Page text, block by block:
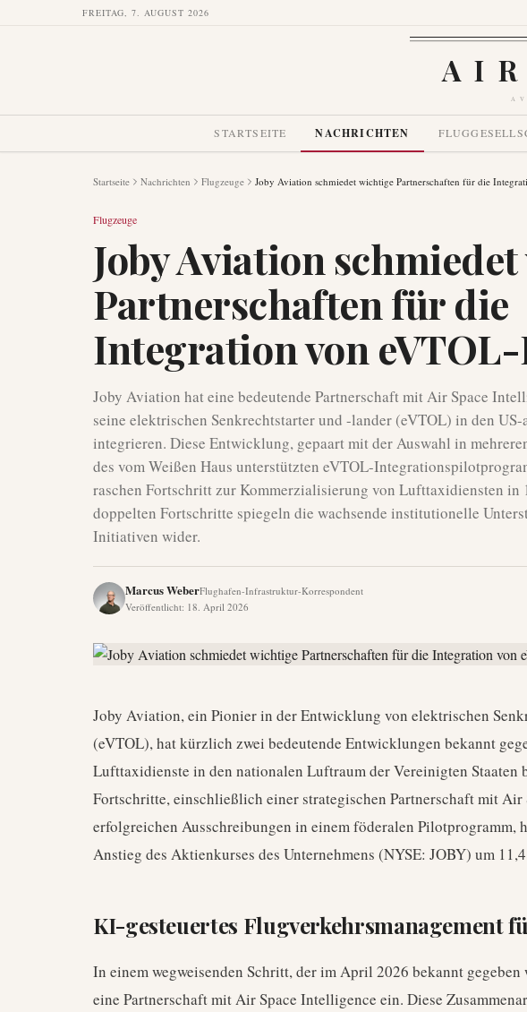
FREITAG, 7. AUGUST 2026
STARTSEITE NACHRICHTEN
Startseite Nachrichten Flugzeuge Joby Aviation schmiedet wichtige Partnerschaften für die
Flugzeuge
Joby Aviation
Partnerschaften für die
Integration von
Joby Aviation hat eine bedeutende Partnerschaft mit Air Space
seine elektrischen Senkrechtstarter und -lander (eVTOL) in den
integrieren. Diese Entwicklung, gepaart mit der Auswahl in
des vom Weißen Haus unterstützten eVTOL-
raschen Fortschritt zur Kommerzialisierung von Lufttaxidiensten in
doppelten Fortschritte spiegeln die wachsende institutionelle
Initiativen wider.
Marcus WeberFlughafen-Infrastruktur-Korrespondent
Veröffentlicht: 18. April 2026
Joby Aviation, ein Pionier in der Entwicklung von elektrischen
(eVTOL), hat kürzlich zwei bedeutende Entwicklungen bekannt
Lufttaxidienste in den nationalen Luftraum der Vereinigten Staaten
Fortschritte, einschließlich einer strategischen Partnerschaft mit
erfolgreichen Ausschreibungen in einem föderalen Pilotprogramm,
Anstieg des Aktienkurses des Unternehmens (NYSE: JOBY) um
KI-gesteuertes Flugverkehrsmanagement
In einem wegweisenden Schritt, der im April 2026 bekannt
eine Partnerschaft mit Air Space Intelligence ein. Diese